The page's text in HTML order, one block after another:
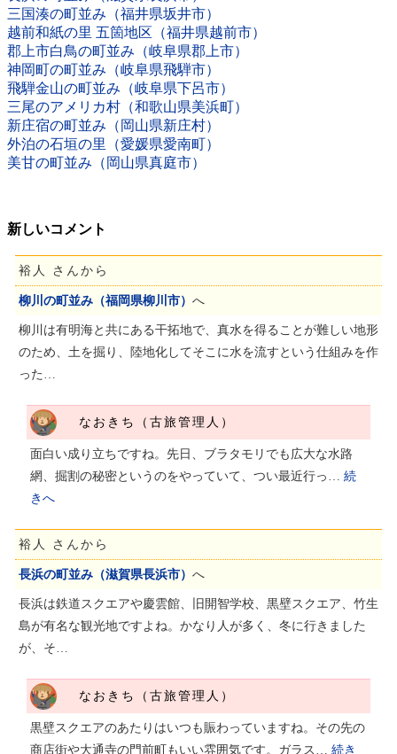
三国湊の町並み（福井県坂井市）
越前和紙の里 五箇地区（福井県越前市）
郡上市白鳥の町並み（岐阜県郡上市）
神岡町の町並み（岐阜県飛騨市）
飛騨金山の町並み（岐阜県下呂市）
三尾のアメリカ村（和歌山県美浜町）
新庄宿の町並み（岡山県新庄村）
外泊の石垣の里（愛媛県愛南町）
美甘の町並み（岡山県真庭市）
新しいコメント
裕人 さんから
柳川の町並み（福岡県柳川市） へ
柳川は有明海と共にある干拓地で、真水を得ることが難しい地形
のため、土を掘り、陸地化してそこに水を流すという仕組みを作
った…
なおきち（古旅管理人）
面白い成り立ちですね。先日、ブラタモリでも広大な水路
網、掘割の秘密というのをやっていて、つい最近行っ… 続
きへ
裕人 さんから
長浜の町並み（滋賀県長浜市） へ
長浜は鉄道スクエアや慶雲館、旧開智学校、黒壁スクエア、竹生
島が有名な観光地ですよね。かなり人が多く、冬に行きました
が、そ…
なおきち（古旅管理人）
黒壁スクエアのあたりはいつも賑わっていますね。その先の
商店街や大通寺の門前町もいい雰囲気です。ガラス… 続き